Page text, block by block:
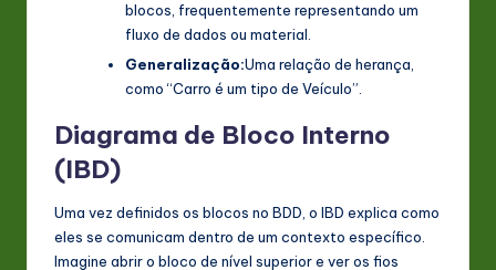
blocos, frequentemente representando um
fluxo de dados ou material.
Generalização:Uma relação de herança,
como “Carro é um tipo de Veículo”.
Diagrama de Bloco Interno
(IBD)
Uma vez definidos os blocos no BDD, o IBD explica como
eles se comunicam dentro de um contexto específico.
Imagine abrir o bloco de nível superior e ver os fios